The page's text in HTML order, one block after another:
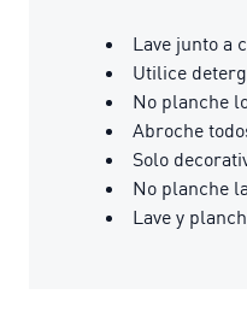
Lave junto a
Utilice
No planche
Abroche
Solo
No planche
Lave y